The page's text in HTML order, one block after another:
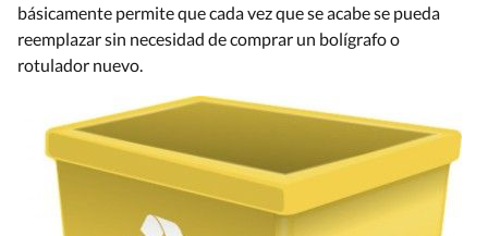
básicamente permite que cada vez que se acabe se pueda
reemplazar sin necesidad de comprar un bolígrafo o
rotulador nuevo.